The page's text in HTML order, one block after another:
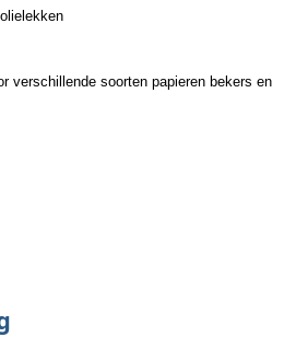
verschillende soorten papieren bekers en